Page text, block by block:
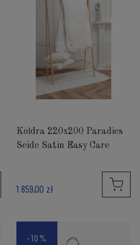
Kołdra 220x200 Paradies
Seide Satin Easy Care
1 859,00 zł
-10%